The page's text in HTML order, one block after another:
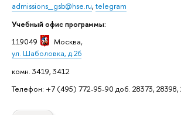
admissions_gsb@hse.ru, telegram
Учебный офис программы:
119049
Москва,
ул. Шаболовка, д.26
комн. 3419, 3412
Телефон: +7 (495) 772-95-90 доб. 28373, 28398,